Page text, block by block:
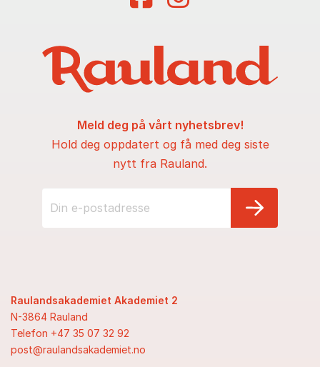
Raulandsakademiet Akademiet 2
N-3864 Rauland
Telefon +47 35 07 32 92
post@raulandsakademiet.no
Meld deg på vårt nyhetsbrev!
Hold deg oppdatert og få med deg siste
nytt fra Rauland.